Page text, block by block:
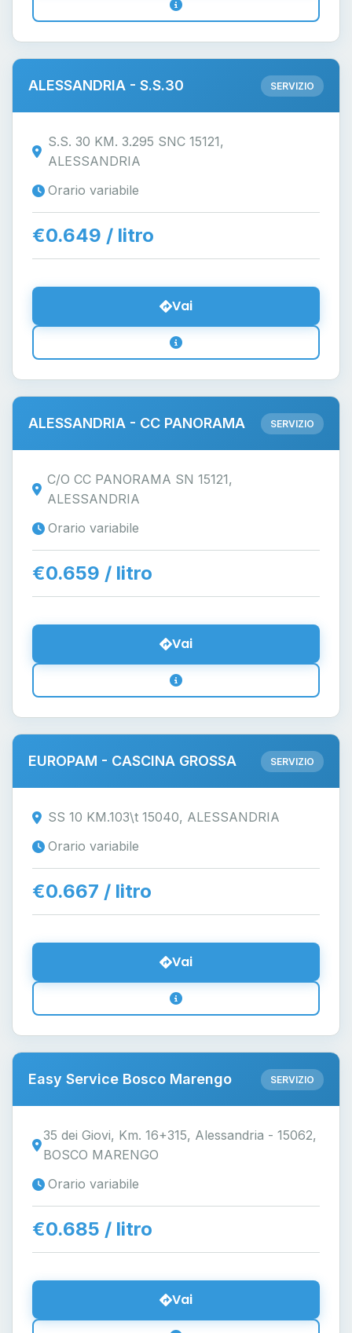
ALESSANDRIA - S.S.30 SERVIZIO
S.S. 30 KM. 3.295 SNC 15121,
ALESSANDRIA
Orario variabile
€0.649 / litro
Vai
ALESSANDRIA - CC PANORAMA SERVIZIO
C/O CC PANORAMA SN 15121,
ALESSANDRIA
Orario variabile
€0.659 / litro
Vai
EUROPAM - CASCINA GROSSA SERVIZIO
SS 10 KM.103\t 15040, ALESSANDRIA
Orario variabile
€0.667 / litro
Vai
Easy Service Bosco Marengo SERVIZIO
35 dei Giovi, Km. 16+315, Alessandria - 15062,
BOSCO MARENGO
Orario variabile
€0.685 / litro
Vai